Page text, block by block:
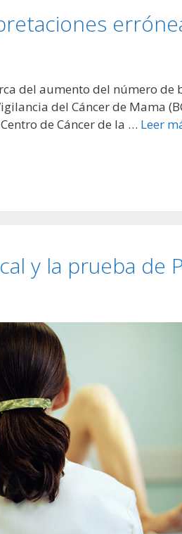
del aumento del número
del Cáncer de Mama
de Cáncer de la … Leer
y la prueba de